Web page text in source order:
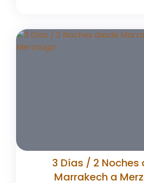
3 Días / 2 Noches
Marrakech a